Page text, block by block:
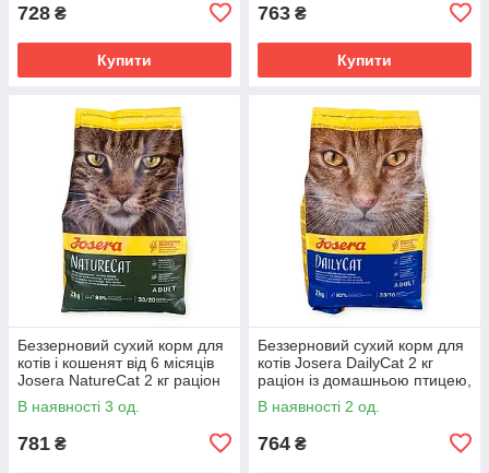
728 ₴
Купити
763 ₴
Купити
Беззерновий сухий корм для
котів і кошенят від 6 місяців
Josera NatureCat 2 кг раціон
із птицею, лососем, бататом
В наявності 3 од.
781 ₴
Беззерновий сухий корм для
котів Josera DailyCat 2 кг
раціон із домашньою птицею,
бататом, травами, фруктами,
проти клубків шерсті
В наявності 2 од.
764 ₴